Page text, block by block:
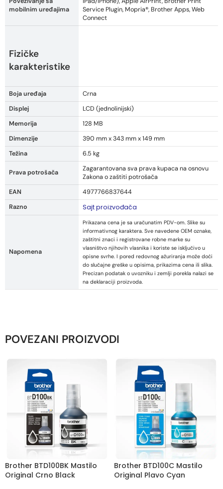
mobilnim uređajima
Service Plugin, Mopria®, Brother Apps, Web
Connect
Fizičke
karakteristike
Boja uređaja
Crna
Displej
LCD (jednolinijski)
Memorija
128 MB
Dimenzije
390 mm x 343 mm x 149 mm
Težina
6.5 kg
Prava potrošača
Zagarantovana sva prava kupaca na osnovu
Zakona o zaštiti potrošača
EAN
4977766837644
Razno
Sajt proizvođača
Napomena
Prikazana cena je sa uračunatim PDV-om. Slike su
informativnog karaktera. Sve navedene OEM oznake,
zaštitni znaci i registrovane robne marke su
vlasništvo njihovih vlasnika i koriste se isključivo u
opisne svrhe. I pored redovnog ažuriranja može doći
do slučajne greške u opisima, prikazima cena ili slika.
Precizan podatak o uvozniku i zemlji porekla nalazi se
na deklaraciji proizvoda.
POVEZANI PROIZVODI
Brother BTD100BK Mastilo
Original Crno Black
Brother BTD100C Mastilo
Original Plavo Cyan